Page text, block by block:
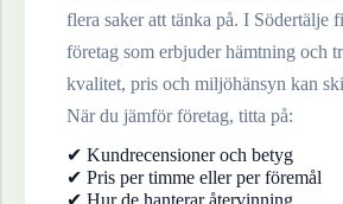
flera saker att tänka på. I Södertälje
företag som erbjuder hämtning och
kvalitet, pris och miljöhänsyn kan
När du jämför företag, titta på:
✔ Kundrecensioner och betyg
✔ Pris per timme eller per föremål